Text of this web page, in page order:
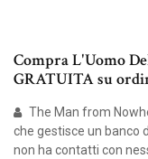
Compra L'Uomo
GRATUITA su
The Man from
che gestisce un banco
non ha contatti con